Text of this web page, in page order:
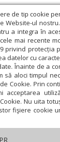
de tip cookie
Website-ul
a integra în
mai recente
privind protecția
datelor cu
Înainte de a
să aloci timpul
Cookie. Prin
acceptarea
Nu uita
fişiere cookie
› Timp liber ›